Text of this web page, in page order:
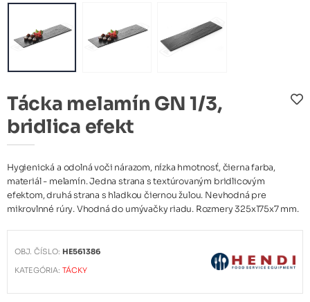
Tácka melamín GN 1/3,
bridlica efekt
Hygienická a odolná voči nárazom, nízka hmotnosť, čierna farba,
materiál - melamín. Jedna strana s textúrovaným bridlicovým
efektom, druhá strana s hladkou čiernou žulou. Nevhodná pre
mikrovlnné rúry. Vhodná do umývačky riadu. Rozmery 325x175x7 mm.
OBJ. ČÍSLO: HE561386
KATEGÓRIA:TÁCKY